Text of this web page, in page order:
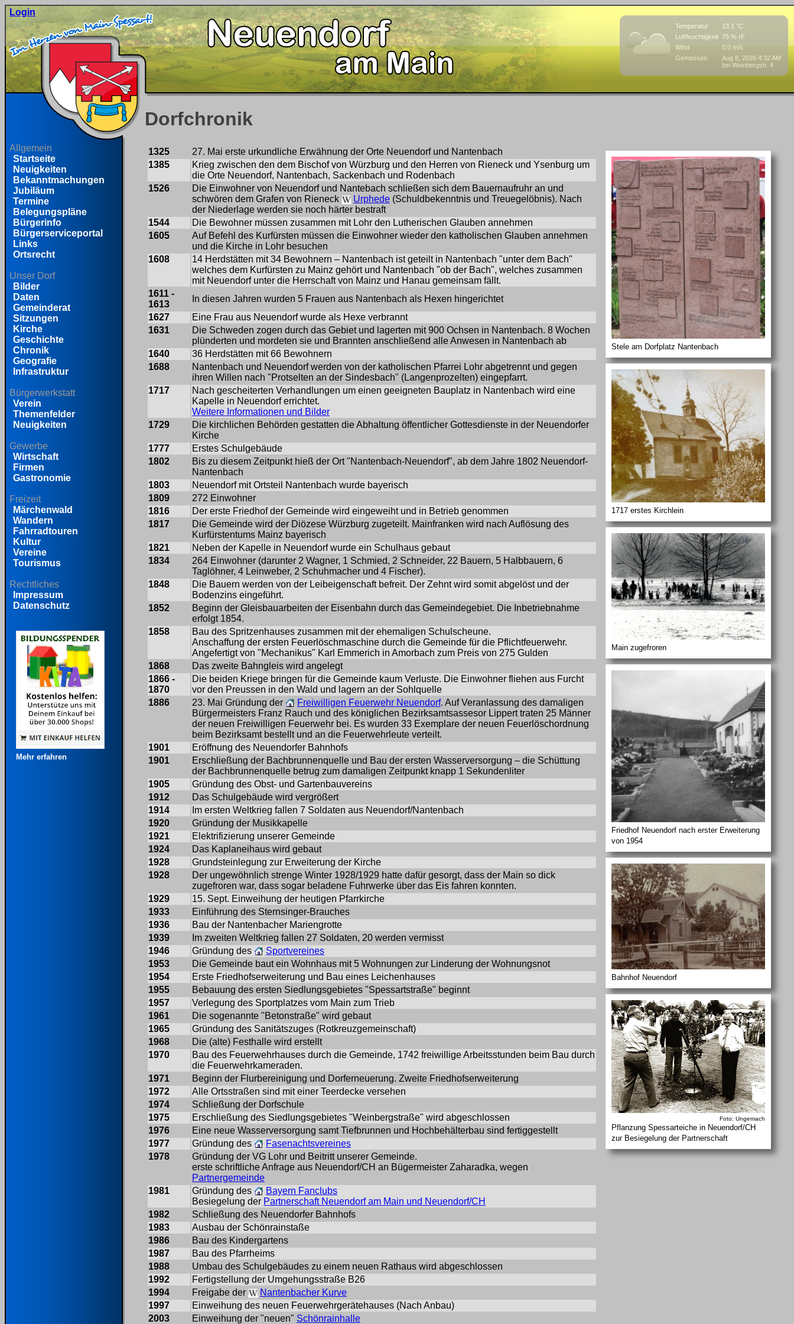
Allgemein
Startseite
Neuigkeiten
Bekanntmachungen
Jubiläum
Termine
Belegungspläne
Bürgerinfo
Bürgerserviceportal
Links
Ortsrecht
Unser Dorf
Bilder
Daten
Gemeinderat
Sitzungen
Kirche
Geschichte
Chronik
Geografie
Infrastruktur
Bürgerwerkstatt
Verein
Themenfelder
Neuigkeiten
Gewerbe
Wirtschaft
Firmen
Gastronomie
Freizeit
Märchenwald
Wandern
Fahrradtouren
Kultur
Vereine
Tourismus
Rechtliches
Impressum
Datenschutz
Mehr erfahren
Dorfchronik
1325
27. Mai erste urkundliche Erwähnung der Orte Neuendorf und Nantenbach
1385
Krieg zwischen den dem Bischof von Würzburg und den Herren von Rieneck und Ysenburg um
die Orte Neuendorf, Nantenbach, Sackenbach und Rodenbach
1526
Die Einwohner von Neuendorf und Nantebach schließen sich dem Bauernaufruhr an und
schwören dem Grafen von Rieneck
Urphede (Schuldbekenntnis und Treuegelöbnis). Nach
der Niederlage werden sie noch härter bestraft
1544
Die Bewohner müssen zusammen mit Lohr den Lutherischen Glauben annehmen
1605
Auf Befehl des Kurfürsten müssen die Einwohner wieder den katholischen Glauben annehmen
und die Kirche in Lohr besuchen
1608
14 Herdstätten mit 34 Bewohnern – Nantenbach ist geteilt in Nantenbach "unter dem Bach"
welches dem Kurfürsten zu Mainz gehört und Nantenbach "ob der Bach", welches zusammen
mit Neuendorf unter die Herrschaft von Mainz und Hanau gemeinsam fällt.
1611 -
1613
In diesen Jahren wurden 5 Frauen aus Nantenbach als Hexen hingerichtet
1627
Eine Frau aus Neuendorf wurde als Hexe verbrannt
1631
Die Schweden zogen durch das Gebiet und lagerten mit 900 Ochsen in Nantenbach. 8 Wochen
plünderten und mordeten sie und Brannten anschließend alle Anwesen in Nantenbach ab
1640
36 Herdstätten mit 66 Bewohnern
1688
Nantenbach und Neuendorf werden von der katholischen Pfarrei Lohr abgetrennt und gegen
ihren Willen nach "Protselten an der Sindesbach" (Langenprozelten) eingepfarrt.
1717
Nach gescheiterten Verhandlungen um einen geeigneten Bauplatz in Nantenbach wird eine
Kapelle in Neuendorf errichtet.
Weitere Informationen und Bilder
1729
Die kirchlichen Behörden gestatten die Abhaltung öffentlicher Gottesdienste in der Neuendorfer
Kirche
1777
Erstes Schulgebäude
1802
Bis zu diesem Zeitpunkt hieß der Ort "Nantenbach-Neuendorf", ab dem Jahre 1802 Neuendorf-
Nantenbach
1803
Neuendorf mit Ortsteil Nantenbach wurde bayerisch
1809
272 Einwohner
1816
Der erste Friedhof der Gemeinde wird eingeweiht und in Betrieb genommen
1817
Die Gemeinde wird der Diözese Würzburg zugeteilt. Mainfranken wird nach Auflösung des
Kurfürstentums Mainz bayerisch
1821
Neben der Kapelle in Neuendorf wurde ein Schulhaus gebaut
1834
264 Einwohner (darunter 2 Wagner, 1 Schmied, 2 Schneider, 22 Bauern, 5 Halbbauern, 6
Taglöhner, 4 Leinweber, 2 Schuhmacher und 4 Fischer).
1848
Die Bauern werden von der Leibeigenschaft befreit. Der Zehnt wird somit abgelöst und der
Bodenzins eingeführt.
1852
Beginn der Gleisbauarbeiten der Eisenbahn durch das Gemeindegebiet. Die Inbetriebnahme
erfolgt 1854.
1858
Bau des Spritzenhauses zusammen mit der ehemaligen Schulscheune.
Anschaffung der ersten Feuerlöschmaschine durch die Gemeinde für die Pflichtfeuerwehr.
Angefertigt von "Mechanikus" Karl Emmerich in Amorbach zum Preis von 275 Gulden
1868
Das zweite Bahngleis wird angelegt
1866 -
1870
Die beiden Kriege bringen für die Gemeinde kaum Verluste. Die Einwohner fliehen aus Furcht
vor den Preussen in den Wald und lagern an der Sohlquelle
1886
23. Mai Gründung der Freiwilligen Feuerwehr Neuendorf. Auf Veranlassung des damaligen
Bürgermeisters Franz Rauch und des königlichen Bezirksamtsassesor Lippert traten 25 Männer
der neuen Freiwilligen Feuerwehr bei. Es wurden 33 Exemplare der neuen Feuerlöschordnung
beim Bezirksamt bestellt und an die Feuerwehrleute verteilt.
1901
Eröffnung des Neuendorfer Bahnhofs
1901
Erschließung der Bachbrunnenquelle und Bau der ersten Wasserversorgung – die Schüttung
der Bachbrunnenquelle betrug zum damaligen Zeitpunkt knapp 1 Sekundenliter
1905
Gründung des Obst- und Gartenbauvereins
1912
Das Schulgebäude wird vergrößert
1914
Im ersten Weltkrieg fallen 7 Soldaten aus Neuendorf/Nantenbach
1920
Gründung der Musikkapelle
1921
Elektrifizierung unserer Gemeinde
1924
Das Kaplaneihaus wird gebaut
1928
Grundsteinlegung zur Erweiterung der Kirche
1928
Der ungewöhnlich strenge Winter 1928/1929 hatte dafür gesorgt, dass der Main so dick
zugefroren war, dass sogar beladene Fuhrwerke über das Eis fahren konnten.
1929
15. Sept. Einweihung der heutigen Pfarrkirche
1933
Einführung des Sternsinger-Brauches
1936
Bau der Nantenbacher Mariengrotte
1939
Im zweiten Weltkrieg fallen 27 Soldaten, 20 werden vermisst
1946
Gründung des
Sportvereines
1953
Die Gemeinde baut ein Wohnhaus mit 5 Wohnungen zur Linderung der Wohnungsnot
1954
Erste Friedhofserweiterung und Bau eines Leichenhauses
1955
Bebauung des ersten Siedlungsgebietes "Spessartstraße" beginnt
1957
Verlegung des Sportplatzes vom Main zum Trieb
1961
Die sogenannte "Betonstraße" wird gebaut
1965
Gründung des Sanitätszuges (Rotkreuzgemeinschaft)
1968
Die (alte) Festhalle wird erstellt
1970
Bau des Feuerwehrhauses durch die Gemeinde, 1742 freiwillige Arbeitsstunden beim Bau durch
die Feuerwehrkameraden.
1971
Beginn der Flurbereinigung und Dorferneuerung. Zweite Friedhofserweiterung
1972
Alle Ortsstraßen sind mit einer Teerdecke versehen
1974
Schließung der Dorfschule
1975
Erschließung des Siedlungsgebietes "Weinbergstraße" wird abgeschlossen
1976
Eine neue Wasserversorgung samt Tiefbrunnen und Hochbehälterbau sind fertiggestellt
1977
Gründung des
Fasenachtsvereines
1978
Gründung der VG Lohr und Beitritt unserer Gemeinde.
erste schriftliche Anfrage aus Neuendorf/CH an Bügermeister Zaharadka, wegen
Partnergemeinde
1981
Gründung des
Bayern Fanclubs
Besiegelung der Partnerschaft Neuendorf am Main und Neuendorf/CH
1982
Schließung des Neuendorfer Bahnhofs
1983
Ausbau der Schönrainstaße
1986
Bau des Kindergartens
1987
Bau des Pfarrheims
1988
Umbau des Schulgebäudes zu einem neuen Rathaus wird abgeschlossen
1992
Fertigstellung der Umgehungsstraße B26
1994
Freigabe der
Nantenbacher Kurve
1997
Einweihung des neuen Feuerwehrgerätehauses (Nach Anbau)
2003
Einweihung der "neuen" Schönrainhalle
Stele am Dorfplatz Nantenbach
1717 erstes Kirchlein
Main zugefroren
Friedhof Neuendorf nach erster Erweiterung
von 1954
Bahnhof Neuendorf
Foto: Ungemach
Pflanzung Spessarteiche in Neuendorf/CH
zur Besiegelung der Partnerschaft
Temperatur
13.1 °C
Luftfeuchtigkeit 75 % rF
Wind
0.0 m/s
Gemessen
Aug 8, 2026 4:32 AM
bei Weinbergstr. 4
Login